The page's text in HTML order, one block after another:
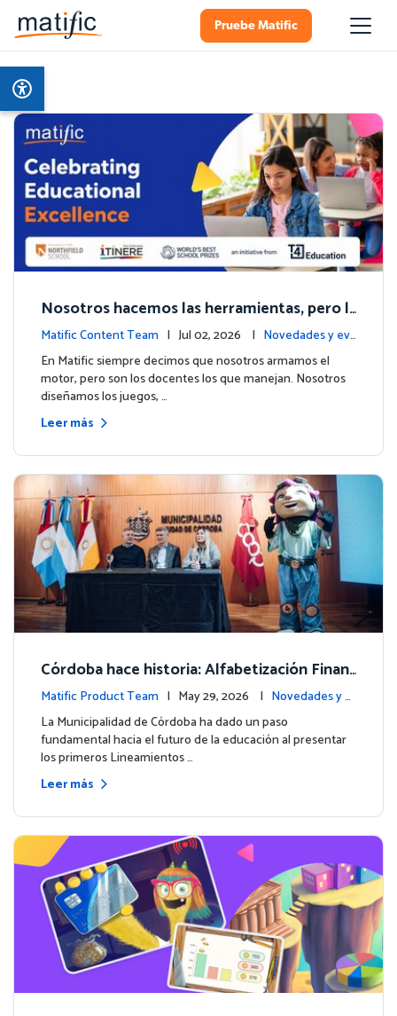
Pruebe Matific
Nosotros hacemos las herramientas, pero l
os colegios hacen la magia: Celebramos el h
ito de Northfield School en T4.
Matific Content Team | Jul 02, 2026 | Novedades y ev
entos
En Matific siempre decimos que nosotros armamos el
motor, pero son los docentes los que manejan. Nosotros
diseñamos los juegos, …
Leer más
Córdoba hace historia: Alfabetización Finan
ciera para más de 13.000 estudiantes junto
a Matific
Matific Product Team | May 29, 2026 | Novedades y e
ventos
La Municipalidad de Córdoba ha dado un paso
fundamental hacia el futuro de la educación al presentar
los primeros Lineamientos …
Leer más